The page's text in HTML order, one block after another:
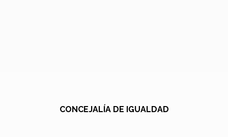
CONCEJALÍA DE IGUALDAD